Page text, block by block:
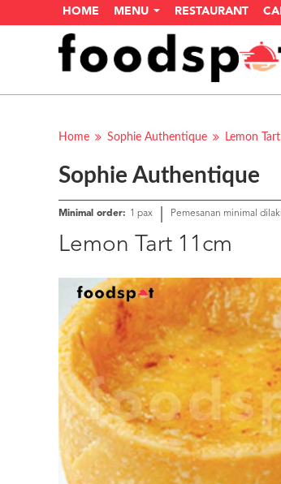
HOME MENU RESTAURANT
Home Sophie Authentique Lemon
Sophie Authentique
Minimal order: 1 pax Pemesanan minimal
Lemon Tart 11cm